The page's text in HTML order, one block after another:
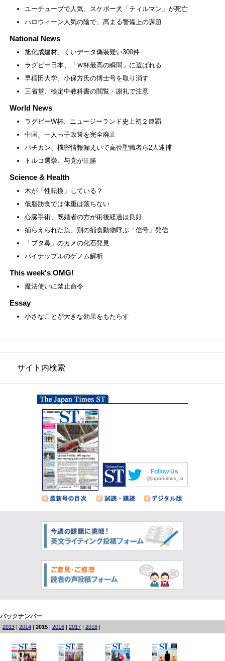
ユーチューブで人気、スケボー犬「ティルマン」が死亡
ハロウィーン人気の陰で、高まる警備上の課題
National News
旭化成建材、くいデータ偽装疑い300件
ラグビー日本、「Ｗ杯最高の瞬間」に選ばれる
早稲田大学、小保方氏の博士号を取り消す
三省堂、検定中教科書の閲覧・謝礼で注意
World News
ラグビーW杯、ニュージーランド史上初２連覇
中国、一人っ子政策を完全廃止
バチカン、機密情報漏えいで高位聖職者ら2人逮捕
トルコ選挙、与党が圧勝
Science & Health
木が「性転換」している？
低脂肪食では体重は落ちない
心臓手術、既婚者の方が術後経過は良好
捕らえられた魚、別の捕食動物呼ぶ「信号」発信
「ブタ鼻」のカメの化石発見
パイナップルのゲノム解析
This week's OMG!
魔法使いに禁止命令
Essay
小さなことが大きな効果をもたらす
サイト内検索
Follow Us
@japantimes_st
バックナンバー
2013 | 2014 | 2015 | 2016 | 2017 | 2018 |